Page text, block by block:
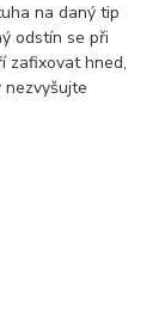
na daný tip
odstín se při
zafixovat hned,
nezvyšujte